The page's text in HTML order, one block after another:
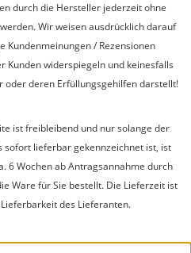
durch die Hersteller jederzeit ohne
Wir weisen ausdrücklich darauf
Kundenmeinungen / Rezensionen
Kunden widerspiegeln und keinesfalls
oder deren Erfüllungsgehilfen darstellt!
ist freibleibend und nur solange der
sofort lieferbar gekennzeichnet ist, ist
6 Wochen ab Antragsannahme durch
Ware für Sie bestellt. Die Lieferzeit ist
des Lieferanten.